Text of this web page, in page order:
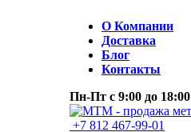
О Компании
Доставка
Блог
Контакты
Пн-Пт с 9:00 до 18:00
+7 812 467-99-01